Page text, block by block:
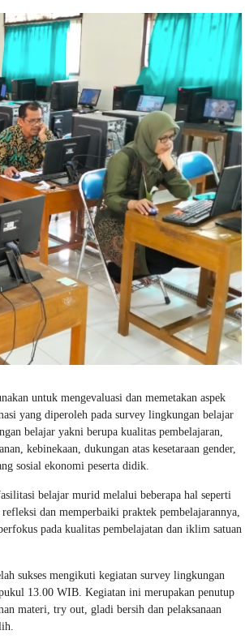
untuk mengevaluasi dan memetakan aspek
yang diperoleh pada survey lingkungan belajar
belajar yakni berupa kualitas pembelajaran,
kebinekaan, dukungan atas kesetaraan gender,
sosial ekonomi peserta didik.
belajar murid melalui beberapa hal seperti
dan memperbaiki praktek pembelajarannya,
pada kualitas pembelajatan dan iklim satuan
sukses mengikuti kegiatan survey lingkungan
13.00 WIB. Kegiatan ini merupakan penutup
materi, try out, gladi bersih dan pelaksanaan